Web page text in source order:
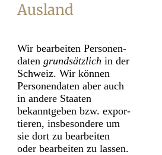
Ausland
Wir bearbeiten Personen­
daten grundsätzlich in der
Schweiz. Wir können
Personen­daten aber auch
in andere Staaten
bekanntgeben bzw. expor­
tieren, ins­besondere um
sie dort zu bear­beiten
oder bear­beiten zu lassen.